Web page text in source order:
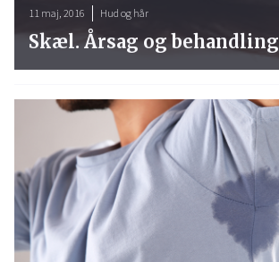
11 maj, 2016 Hud og hår
Skæl. Årsag og behandling